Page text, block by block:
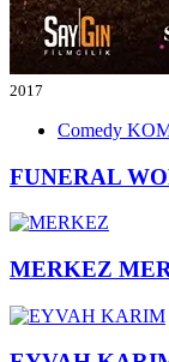
2017
Comedy
FUNERAL
MERKEZ